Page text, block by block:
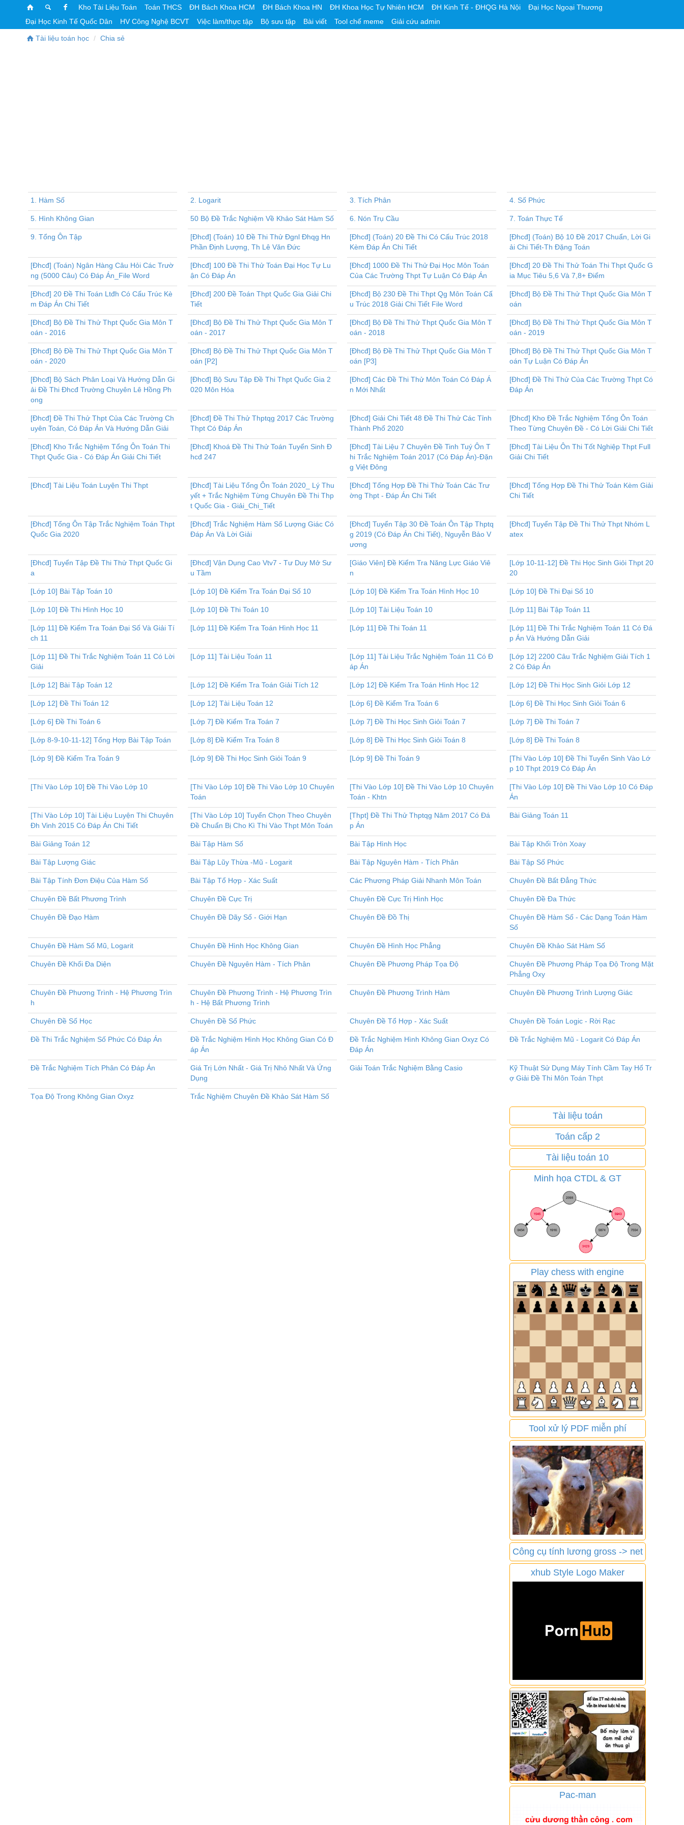
Kho Tài Liệu Toán Toán THCS ĐH Bách Khoa HCM ĐH Bách Khoa HN ĐH Khoa Học Tự Nhiên HCM ĐH Kinh Tế - ĐHQG Hà Nội
Đại Học Ngoại Thương
Đại Học Kinh Tế Quốc Dân
HV Công Nghệ BCVT Việc làm/thực tập Bộ sưu tập Bài viết Tool chế meme Giải cứu admin
Tài liệu toán học Chia sẻ
1. Hàm Số 2. Logarit 3. Tích Phân 4. Số Phức
5. Hình Không Gian 50 Bộ Đề Trắc Nghiệm Về Khảo Sát Hàm Số 6. Nón Trụ Cầu 7. Toán Thực Tế
9. Tổng Ôn Tập
[Đhcđ] (Toán) 10 Đề Thi Thử Đgnl Đhqg Hn
Phần Định Lượng, Th Lê Văn Đức
[Đhcđ] (Toán) 20 Đề Thi Có Cấu Trúc 2018
Kèm Đáp Án Chi Tiết
[Đhcđ] (Toán) Bộ 10 Đề 2017 Chuẩn, Lời Gi
ải Chi Tiết-Th Đặng Toán
[Đhcđ] (Toán) Ngân Hàng Câu Hỏi Các Trườ
ng (5000 Câu) Có Đáp Án_File Word
[Đhcđ] 100 Đề Thi Thử Toán Đại Học Tự Lu
ận Có Đáp Án
[Đhcđ] 1000 Đề Thi Thử Đại Học Môn Toán
Của Các Trường Thpt Tự Luận Có Đáp Án
[Đhcđ] 20 Đề Thi Thử Toán Thi Thpt Quốc G
ia Mục Tiêu 5,6 Và 7,8+ Điểm
[Đhcđ] 20 Đề Thi Toán Ltđh Có Cấu Trúc Kè
m Đáp Án Chi Tiết
[Đhcđ] 200 Đề Toán Thpt Quốc Gia Giải Chi
Tiết
[Đhcđ] Bộ 230 Đề Thi Thpt Qg Môn Toán Cấ
u Trúc 2018 Giải Chi Tiết File Word
[Đhcđ] Bộ Đề Thi Thử Thpt Quốc Gia Môn T
oán
[Đhcđ] Bộ Đề Thi Thử Thpt Quốc Gia Môn T
oán - 2016
[Đhcđ] Bộ Đề Thi Thử Thpt Quốc Gia Môn T
oán - 2017
[Đhcđ] Bộ Đề Thi Thử Thpt Quốc Gia Môn T
oán - 2018
[Đhcđ] Bộ Đề Thi Thử Thpt Quốc Gia Môn T
oán - 2019
[Đhcđ] Bộ Đề Thi Thử Thpt Quốc Gia Môn T
oán - 2020
[Đhcđ] Bộ Đề Thi Thử Thpt Quốc Gia Môn T
oán [P2]
[Đhcđ] Bộ Đề Thi Thử Thpt Quốc Gia Môn T
oán [P3]
[Đhcđ] Bộ Đề Thi Thử Thpt Quốc Gia Môn T
oán Tự Luận Có Đáp Án
[Đhcđ] Bộ Sách Phân Loại Và Hướng Dẫn Gi
ải Đề Thi Đhcđ Trường Chuyên Lê Hồng Ph
ong
[Đhcđ] Bộ Sưu Tập Đề Thi Thpt Quốc Gia 2
020 Môn Hóa
[Đhcđ] Các Đề Thi Thử Môn Toán Có Đáp Á
n Mới Nhất
[Đhcđ] Đề Thi Thử Của Các Trường Thpt Có
Đáp Án
[Đhcđ] Đề Thi Thử Thpt Của Các Trường Ch
uyên Toán, Có Đáp Án Và Hướng Dẫn Giải
[Đhcđ] Đề Thi Thử Thptqg 2017 Các Trường
Thpt Có Đáp Án
[Đhcđ] Giải Chi Tiết 48 Đề Thi Thử Các Tỉnh
Thành Phố 2020
[Đhcđ] Kho Đề Trắc Nghiệm Tổng Ôn Toán
Theo Từng Chuyên Đề - Có Lời Giải Chi Tiết
[Đhcđ] Kho Trắc Nghiệm Tổng Ôn Toán Thi
Thpt Quốc Gia - Có Đáp Án Giải Chi Tiết
[Đhcđ] Khoá Đề Thi Thử Toán Tuyển Sinh Đ
hcđ 247
[Đhcđ] Tài Liệu 7 Chuyên Đề Tinh Tuý Ôn T
hi Trắc Nghiệm Toán 2017 (Có Đáp Án)-Đặn
g Việt Đông
[Đhcđ] Tài Liệu Ôn Thi Tốt Nghiệp Thpt Full
Giải Chi Tiết
[Đhcđ] Tài Liệu Toán Luyện Thi Thpt
[Đhcđ] Tài Liệu Tổng Ôn Toán 2020_ Lý Thu
yết + Trắc Nghiệm Từng Chuyên Đề Thi Thp
t Quốc Gia - Giải_Chi_Tiết
[Đhcđ] Tổng Hợp Đề Thi Thử Toán Các Trư
ờng Thpt - Đáp Án Chi Tiết
[Đhcđ] Tổng Hợp Đề Thi Thử Toán Kèm Giải
Chi Tiết
[Đhcđ] Tổng Ôn Tập Trắc Nghiệm Toán Thpt
Quốc Gia 2020
[Đhcđ] Trắc Nghiệm Hàm Số Lượng Giác Có
Đáp Án Và Lời Giải
[Đhcđ] Tuyển Tập 30 Đề Toán Ôn Tập Thptq
g 2019 (Có Đáp Án Chi Tiết), Nguyễn Bảo V
ương
[Đhcđ] Tuyển Tập Đề Thi Thử Thpt Nhóm L
atex
[Đhcđ] Tuyển Tập Đề Thi Thử Thpt Quốc Gi
a
[Đhcđ] Vận Dụng Cao Vtv7 - Tư Duy Mở Sư
u Tầm
[Giáo Viên] Đề Kiểm Tra Năng Lực Giáo Viê
n
[Lớp 10-11-12] Đề Thi Học Sinh Giỏi Thpt 20
20
[Lớp 10] Bài Tập Toán 10 [Lớp 10] Đề Kiểm Tra Toán Đại Số 10 [Lớp 10] Đề Kiểm Tra Toán Hình Học 10 [Lớp 10] Đề Thi Đại Số 10
[Lớp 10] Đề Thi Hình Học 10 [Lớp 10] Đề Thi Toán 10 [Lớp 10] Tài Liệu Toán 10 [Lớp 11] Bài Tập Toán 11
[Lớp 11] Đề Kiểm Tra Toán Đại Số Và Giải Tí
ch 11
[Lớp 11] Đề Kiểm Tra Toán Hình Học 11 [Lớp 11] Đề Thi Toán 11
[Lớp 11] Đề Thi Trắc Nghiệm Toán 11 Có Đá
p Án Và Hướng Dẫn Giải
[Lớp 11] Đề Thi Trắc Nghiệm Toán 11 Có Lời
Giải
[Lớp 11] Tài Liệu Toán 11
[Lớp 11] Tài Liệu Trắc Nghiệm Toán 11 Có Đ
áp Án
[Lớp 12] 2200 Câu Trắc Nghiệm Giải Tích 1
2 Có Đáp Án
[Lớp 12] Bài Tập Toán 12 [Lớp 12] Đề Kiểm Tra Toán Giải Tích 12 [Lớp 12] Đề Kiểm Tra Toán Hình Học 12 [Lớp 12] Đề Thi Học Sinh Giỏi Lớp 12
[Lớp 12] Đề Thi Toán 12 [Lớp 12] Tài Liệu Toán 12 [Lớp 6] Đề Kiểm Tra Toán 6 [Lớp 6] Đề Thi Học Sinh Giỏi Toán 6
[Lớp 6] Đề Thi Toán 6 [Lớp 7] Đề Kiểm Tra Toán 7 [Lớp 7] Đề Thi Học Sinh Giỏi Toán 7 [Lớp 7] Đề Thi Toán 7
[Lớp 8-9-10-11-12] Tổng Hợp Bài Tập Toán [Lớp 8] Đề Kiểm Tra Toán 8 [Lớp 8] Đề Thi Học Sinh Giỏi Toán 8 [Lớp 8] Đề Thi Toán 8
[Lớp 9] Đề Kiểm Tra Toán 9 [Lớp 9] Đề Thi Học Sinh Giỏi Toán 9 [Lớp 9] Đề Thi Toán 9
[Thi Vào Lớp 10] Đề Thi Tuyển Sinh Vào Lớ
p 10 Thpt 2019 Có Đáp Án
[Thi Vào Lớp 10] Đề Thi Vào Lớp 10
[Thi Vào Lớp 10] Đề Thi Vào Lớp 10 Chuyên
Toán
[Thi Vào Lớp 10] Đề Thi Vào Lớp 10 Chuyên
Toán - Khtn
[Thi Vào Lớp 10] Đề Thi Vào Lớp 10 Có Đáp
Án
[Thi Vào Lớp 10] Tài Liệu Luyện Thi Chuyên
Đh Vinh 2015 Có Đáp Án Chi Tiết
[Thi Vào Lớp 10] Tuyển Chọn Theo Chuyên
Đề Chuẩn Bị Cho Kì Thi Vào Thpt Môn Toán
[Thpt] Đề Thi Thử Thptqg Năm 2017 Có Đá
p Án
Bài Giảng Toán 11
Bài Giảng Toán 12 Bài Tập Hàm Số Bài Tập Hình Học Bài Tập Khối Tròn Xoay
Bài Tập Lượng Giác Bài Tập Lũy Thừa -Mũ - Logarit Bài Tập Nguyên Hàm - Tích Phân Bài Tập Số Phức
Bài Tập Tính Đơn Điệu Của Hàm Số Bài Tập Tổ Hợp - Xác Suất Các Phương Pháp Giải Nhanh Môn Toán Chuyên Đề Bất Đẳng Thức
Chuyên Đề Bất Phương Trình Chuyên Đề Cực Trị Chuyên Đề Cực Trị Hình Học Chuyên Đề Đa Thức
Chuyên Đề Đạo Hàm Chuyên Đề Dãy Số - Giới Hạn Chuyên Đề Đồ Thị
Chuyên Đề Hàm Số - Các Dạng Toán Hàm
Số
Chuyên Đề Hàm Số Mũ, Logarit Chuyên Đề Hình Học Không Gian Chuyên Đề Hình Học Phẳng Chuyên Đề Khảo Sát Hàm Số
Chuyên Đề Khối Đa Diện Chuyên Đề Nguyên Hàm - Tích Phân Chuyên Đề Phương Pháp Tọa Độ
Chuyên Đề Phương Pháp Tọa Độ Trong Mặt
Phẳng Oxy
Chuyên Đề Phương Trình - Hệ Phương Trìn
h
Chuyên Đề Phương Trình - Hệ Phương Trìn
h - Hệ Bất Phương Trình
Chuyên Đề Phương Trình Hàm Chuyên Đề Phương Trình Lượng Giác
Chuyên Đề Số Học Chuyên Đề Số Phức Chuyên Đề Tổ Hợp - Xác Suất Chuyên Đề Toán Logic - Rời Rạc
Đề Thi Trắc Nghiệm Số Phức Có Đáp Án
Đề Trắc Nghiệm Hình Học Không Gian Có Đ
áp Án
Đề Trắc Nghiệm Hình Không Gian Oxyz Có
Đáp Án
Đề Trắc Nghiệm Mũ - Logarit Có Đáp Án
Đề Trắc Nghiệm Tích Phân Có Đáp Án
Giá Trị Lớn Nhất - Giá Trị Nhỏ Nhất Và Ứng
Dụng
Giải Toán Trắc Nghiệm Bằng Casio
Kỹ Thuật Sử Dụng Máy Tính Cầm Tay Hổ Tr
ợ Giải Đề Thi Môn Toán Thpt
Tọa Độ Trong Không Gian Oxyz Trắc Nghiệm Chuyên Đề Khảo Sát Hàm Số
Tài liệu toán
Toán cấp 2
Tài liệu toán 10
Minh họa CTDL & GT
Play chess with engine
Tool xử lý PDF miễn phí
Công cụ tính lương gross -> net
xhub Style Logo Maker
Pac-man